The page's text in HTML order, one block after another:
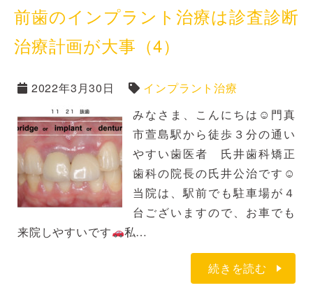
前歯のインプラント治療は診査診断
治療計画が大事（4）
2022年3月30日
インプラント治療
みなさま、こんにちは☺門真
市萱島駅から徒歩３分の通い
やすい歯医者 氏井歯科矯正
歯科の院長の氏井公治です☺
当院は、駅前でも駐車場が４
台ございますので、お車でも
来院しやすいです
私…
続きを読む